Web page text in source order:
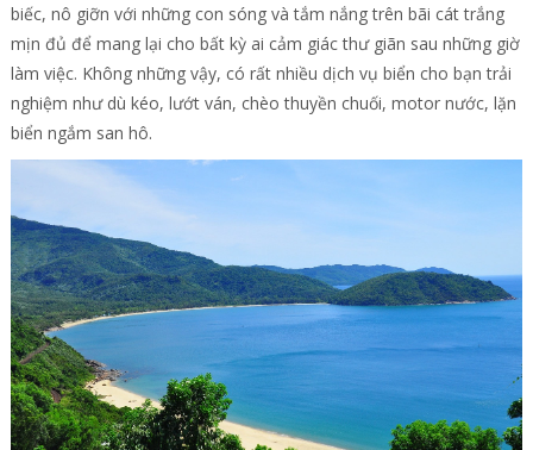
biếc, nô giỡn với những con sóng và tắm nắng trên bãi cát trắng
mịn đủ để mang lại cho bất kỳ ai cảm giác thư giãn sau những giờ
làm việc. Không những vậy, có rất nhiều dịch vụ biển cho bạn trải
nghiệm như dù kéo, lướt ván, chèo thuyền chuối, motor nước, lặn
biển ngắm san hô.